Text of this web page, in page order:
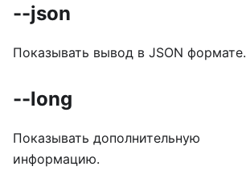
--json
Показывать вывод в JSON формате.
--long
Показывать дополнительную
информацию.